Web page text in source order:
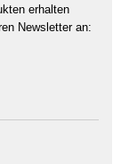
erhalten
Newsletter an: